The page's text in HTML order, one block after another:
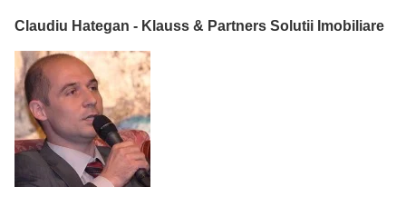
Claudiu Hategan - Klauss & Partners Solutii Imobiliare